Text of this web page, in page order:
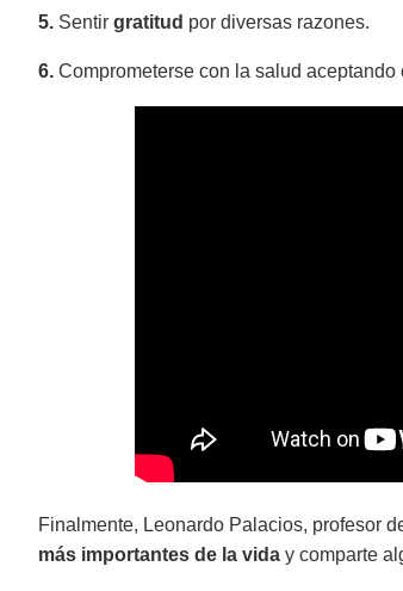
5. Sentir gratitud por diversas razones.
6. Comprometerse con la salud
Finalmente, Leonardo Palacios, profesor
más importantes de la vida y comparte